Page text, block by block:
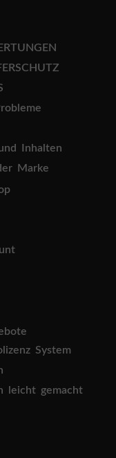
Inhalten
Marke
System
leicht gemacht